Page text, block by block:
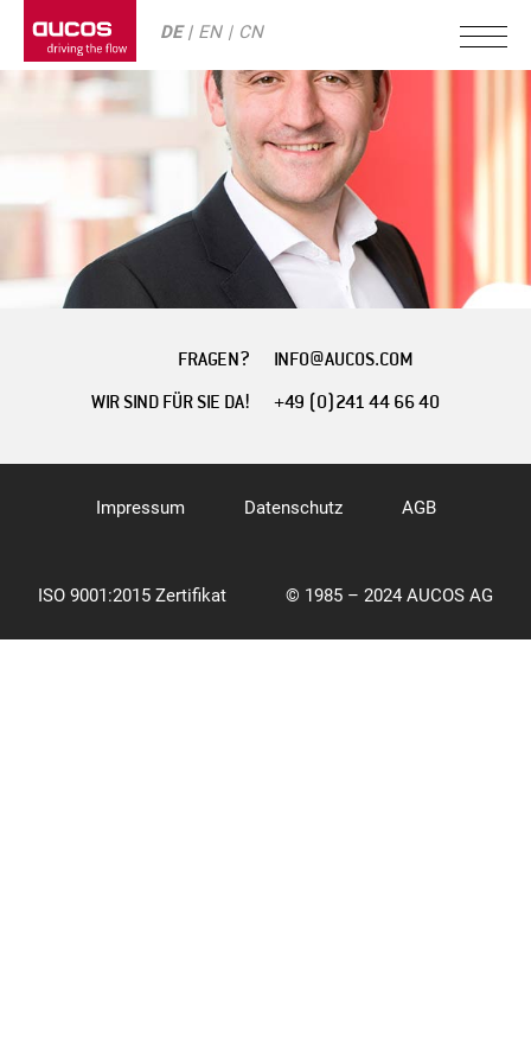
DE EN CN
FRAGEN?
WIR SIND FÜR SIE DA!
INFO@AUCOS.COM
+49 (0)241 44 66 40
Impressum Datenschutz AGB
ISO 9001:2015 Zertifikat © 1985 – 2024 AUCOS AG